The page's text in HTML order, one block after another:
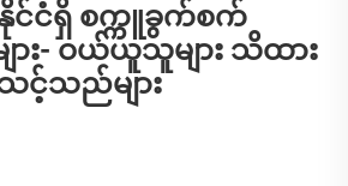
ငံရှိ စက္ကူခွက်စက်
း- ဝယ်ယူသူများ သိထား
င့်သည်များ